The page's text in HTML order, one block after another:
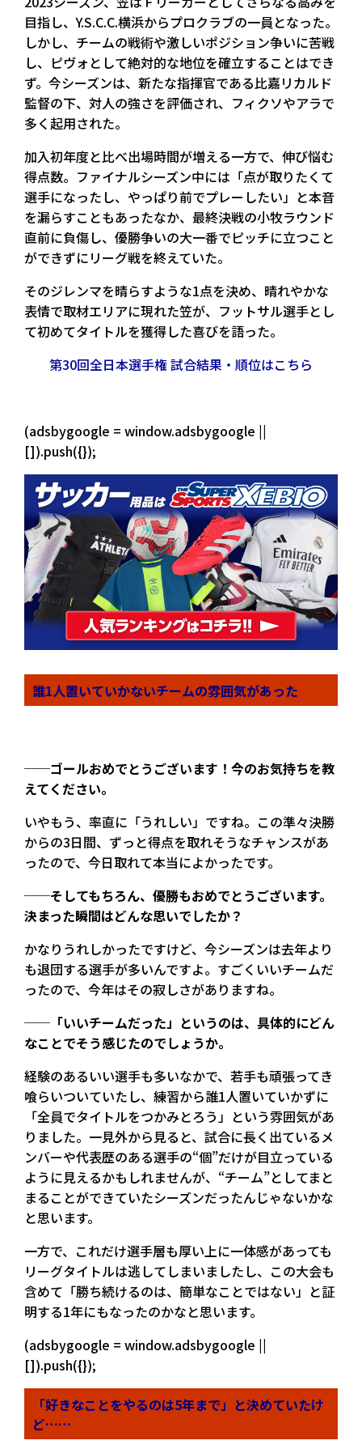
目指し、Y.S.C.C.横浜からプロクラブの一員となった。
しかし、チームの戦術や激しいポジション争いに苦戦
し、ピヴォとして絶対的な地位を確立することはでき
ず。今シーズンは、新たな指揮官である比嘉リカルド
監督の下、対人の強さを評価され、フィクソやアラで
多く起用された。
加入初年度と比べ出場時間が増える一方で、伸び悩む
得点数。ファイナルシーズン中には「点が取りたくて
選手になったし、やっぱり前でプレーしたい」と本音
を漏らすこともあったなか、最終決戦の小牧ラウンド
直前に負傷し、優勝争いの大一番でピッチに立つこと
ができずにリーグ戦を終えていた。
そのジレンマを晴らすような1点を決め、晴れやかな
表情で取材エリアに現れた笠が、フットサル選手とし
て初めてタイトルを獲得した喜びを語った。
第30回全日本選手権 試合結果・順位はこちら
(adsbygoogle = window.adsbygoogle ||
[]).push({});
誰1人置いていかないチームの雰囲気があった
──ゴールおめでとうございます！今のお気持ちを教
えてください。
いやもう、率直に「うれしい」ですね。この準々決勝
からの3日間、ずっと得点を取れそうなチャンスがあ
ったので、今日取れて本当によかったです。
──そしてもちろん、優勝もおめでとうございます。
決まった瞬間はどんな思いでしたか？
かなりうれしかったですけど、今シーズンは去年より
も退団する選手が多いんですよ。すごくいいチームだ
ったので、今年はその寂しさがありますね。
──「いいチームだった」というのは、具体的にどん
なことでそう感じたのでしょうか。
経験のあるいい選手も多いなかで、若手も頑張ってき
喰らいついていたし、練習から誰1人置いていかずに
「全員でタイトルをつかみとろう」という雰囲気があ
りました。一見外から見ると、試合に長く出ているメ
ンバーや代表歴のある選手の“個”だけが目立っている
ように見えるかもしれませんが、“チーム”としてまと
まることができていたシーズンだったんじゃないかな
と思います。
一方で、これだけ選手層も厚い上に一体感があっても
リーグタイトルは逃してしまいましたし、この大会も
含めて「勝ち続けるのは、簡単なことではない」と証
明する1年にもなったのかなと思います。
(adsbygoogle = window.adsbygoogle ||
[]).push({});
「好きなことをやるのは5年まで」と決めていたけ
ど……